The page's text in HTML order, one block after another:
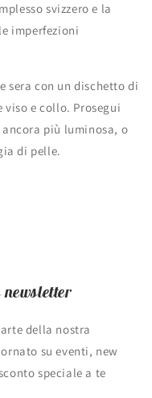
svizzero e la
imperfezioni
sera con un dischetto di
e collo. Prosegui
ancora più luminosa, o
di pelle.
della nostra
su eventi, new
speciale a te